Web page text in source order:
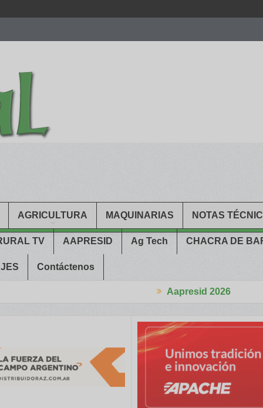
patekphilippe.to
AGRICULTURA MAQUINARIAS NOTAS
TV AAPRESID Ag Tech CHACRA DE
Contáctenos
Aapresid 2026